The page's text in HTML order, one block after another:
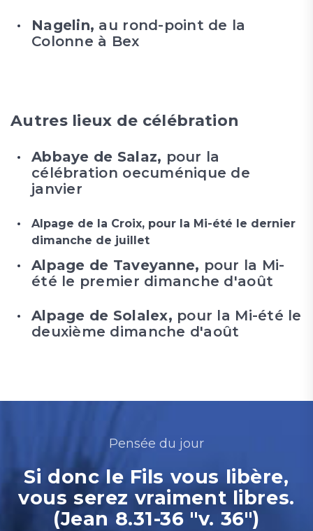
Nagelin, au rond-point de la
Colonne à Bex
Autres lieux de célébration
Abbaye de Salaz, pour la
célébration oecuménique de
janvier
Alpage de la Croix, pour la Mi-été le dernier
dimanche de juillet
Alpage de Taveyanne, pour la Mi-
été le premier dimanche d'août
Alpage de Solalex, pour la Mi-été le
deuxième dimanche d'août
Pensée du jour
Si donc le Fils vous libère,
vous serez vraiment libres.
(Jean 8.31-36 "v. 36")